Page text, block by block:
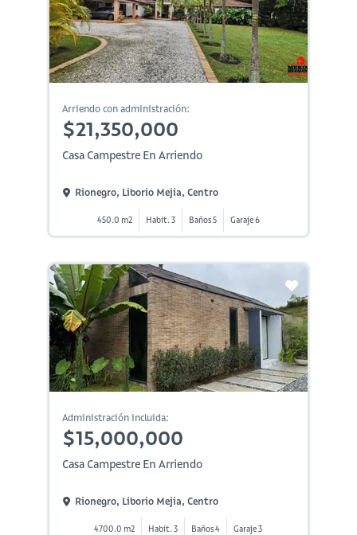
Arriendo con administración:
$21,350,000
Casa Campestre En Arriendo
Rionegro, Liborio Mejia, Centro
450.0 m2 Habit. 3 Baños 5 Garaje 6
Administración incluida:
$15,000,000
Casa Campestre En Arriendo
Rionegro, Liborio Mejia, Centro
4700.0 m2 Habit. 3 Baños 4 Garaje 3